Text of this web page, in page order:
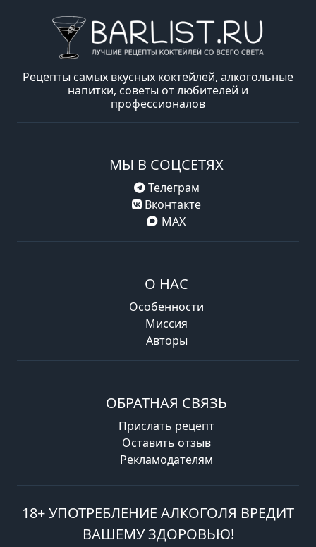
Рецепты самых вкусных коктейлей, алкогольные
напитки, советы от любителей и
профессионалов
МЫ В СОЦСЕТЯХ
Телеграм
Вконтакте
MAX
О НАС
Особенности
Миссия
Авторы
ОБРАТНАЯ СВЯЗЬ
Прислать рецепт
Оставить отзыв
Рекламодателям
18+ УПОТРЕБЛЕНИЕ АЛКОГОЛЯ ВРЕДИТ
ВАШЕМУ ЗДОРОВЬЮ!